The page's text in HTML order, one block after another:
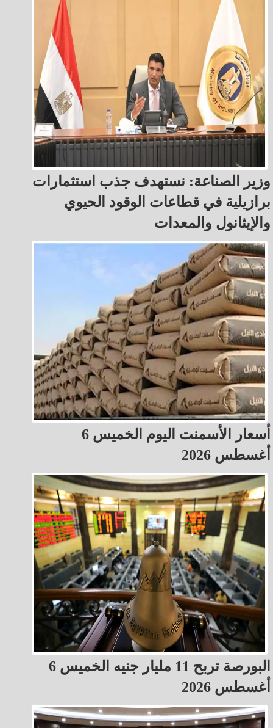
وزير الصناعة: نستهدف جذب استثمارات
برازيلية في قطاعات الوقود الحيوي
والإيثانول والمعدات
أسعار الأسمنت اليوم الخميس 6
أغسطس 2026
البورصة تربح 11 مليار جنيه الخميس 6
أغسطس 2026